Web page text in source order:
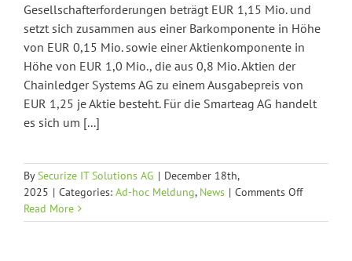
Gesellschafterforderungen beträgt EUR 1,15 Mio. und
setzt sich zusammen aus einer Barkomponente in Höhe
von EUR 0,15 Mio. sowie einer Aktienkomponente in
Höhe von EUR 1,0 Mio., die aus 0,8 Mio. Aktien der
Chainledger Systems AG zu einem Ausgabepreis von
EUR 1,25 je Aktie besteht. Für die Smarteag AG handelt
es sich um [...]
BySecurize IT Solutions AG | December 18th,
2025 | Categories: Ad-hoc Meldung, News | Comments Offon
Smarteag
Read More